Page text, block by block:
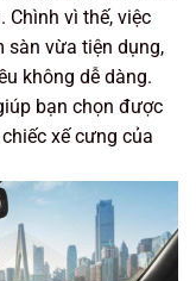
Chình vì thế, việc
sàn vừa tiện dụng,
không dễ dàng.
bạn chọn được
xế cưng của